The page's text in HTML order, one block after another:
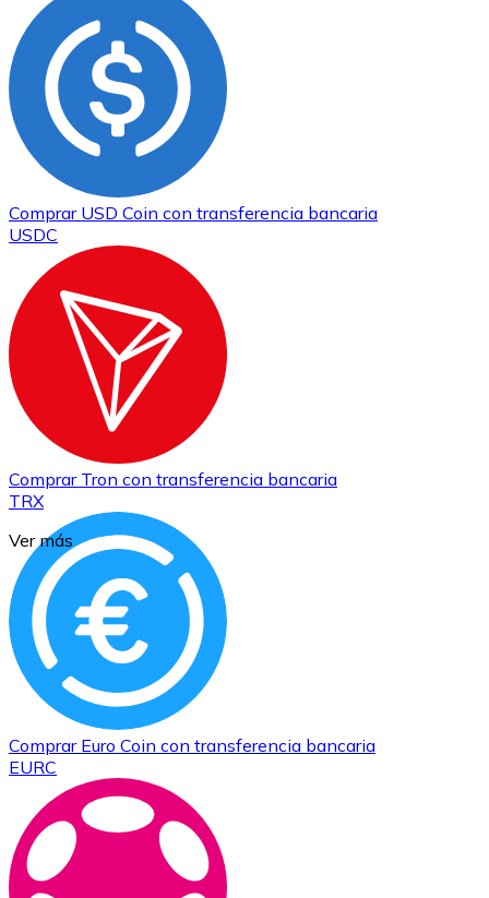
Comprar USD Coin con transferencia bancaria
USDC
Comprar Tron con transferencia bancaria
TRX
Comprar Euro Coin con transferencia bancaria
EURC
Ver más